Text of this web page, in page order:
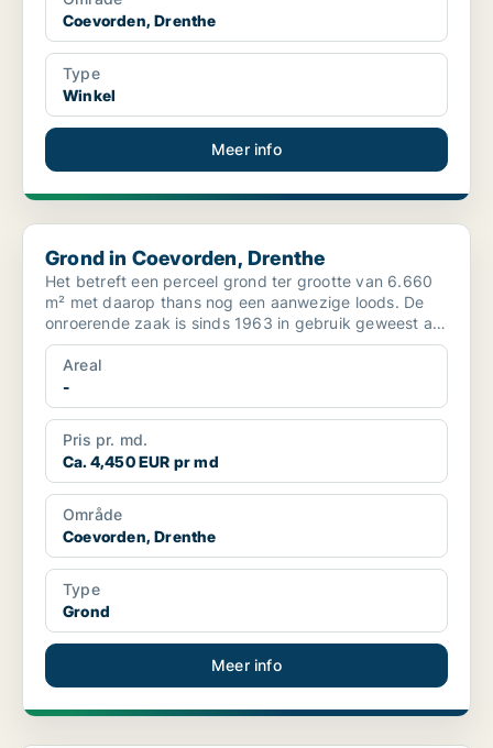
Coevorden, Drenthe
Type
Winkel
Meer info
Grond in Coevorden, Drenthe
Grond in Coevorden, Drenthe
Het betreft een perceel grond ter grootte van 6.660
m² met daarop thans nog een aanwezige loods. De
onroerende zaak is sinds 1963 in gebruik geweest als
bedr...
Areal
-
Pris pr. md.
Ca. 4,450 EUR pr md
Område
Coevorden, Drenthe
Type
Grond
Meer info